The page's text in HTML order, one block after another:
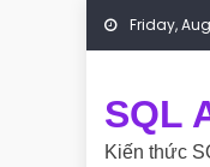
Skip to content
Friday,
SQL
Kiến thức